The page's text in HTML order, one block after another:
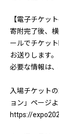
【電子チケッ
寄附完了後、
ールでチケッ
お送りします。
必要な情報は
入場チケット
ョン」ページ
https://